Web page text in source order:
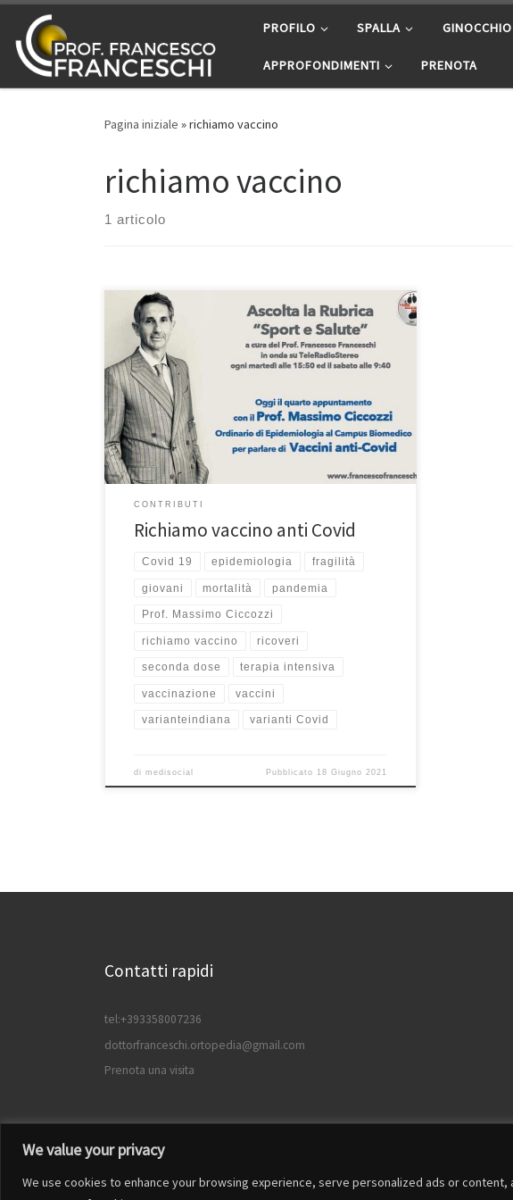
We value your privacy
We use cookies to enhance your browsing experience, serve personalized ads or content,
Passa al contenuto PROFILO SPALLA GINOCCHIO
APPROFONDIMENTI PRENOTA
Pagina iniziale »richiamo vaccino
richiamo vaccino
1 articolo
Richiamo vaccino anti Covid – Intervista al Prof.
Massimo Ciccozzi Epidemiologo – In questa puntata di
“Sport e Salute” del 12/6/2021, la mia rubrica in onda
su Teleradiostereo 92.7 ogni martedì alle 15:50 ed il
sabato alle 9:40 abbiamo come ospite, come per gli
altri sabato, Il Prof. Massimo Ciccozzi, […]
CONTRIBUTI
Richiamo vaccino anti Covid
Covid 19 epidemiologia fragilità
giovani mortalità pandemia
Prof. Massimo Ciccozzi
richiamo vaccino ricoveri
seconda dose terapia intensiva
vaccinazione vaccini
varianteindiana varianti Covid
dimedisocial Pubblicato 18 Giugno 2021
Contatti rapidi
tel:+393358007236
dottorfranceschi.ortopedia@gmail.com
Prenota una visita
© 2026Francesco Franceschi– Tutti i diritti riservati